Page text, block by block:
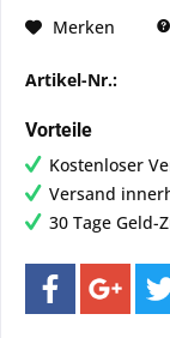
Merken
Artikel-Nr.:
Vorteile
Kostenloser
Versand
30 Tage Geld-